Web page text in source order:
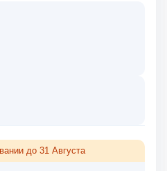
до 31 Августа